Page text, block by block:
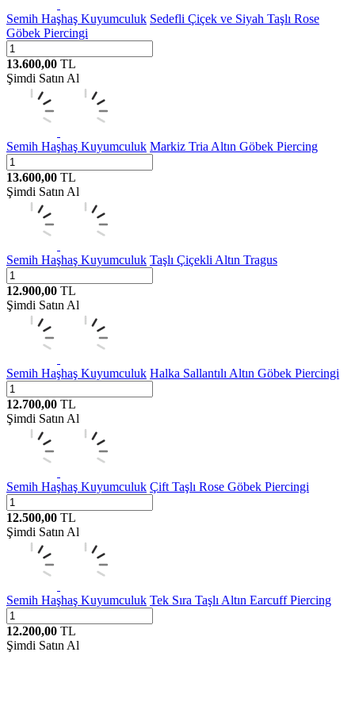
Semih Haşhaş Kuyumculuk Sedefli Çiçek ve Siyah Taşlı Rose
Göbek Piercingi
13.600,00 TL
Şimdi Satın Al
Semih Haşhaş Kuyumculuk Markiz Tria Altın Göbek Piercing
13.600,00 TL
Şimdi Satın Al
Semih Haşhaş Kuyumculuk Taşlı Çiçekli Altın Tragus
12.900,00 TL
Şimdi Satın Al
Semih Haşhaş Kuyumculuk Halka Sallantılı Altın Göbek Piercingi
12.700,00 TL
Şimdi Satın Al
Semih Haşhaş Kuyumculuk Çift Taşlı Rose Göbek Piercingi
12.500,00 TL
Şimdi Satın Al
Semih Haşhaş Kuyumculuk Tek Sıra Taşlı Altın Earcuff Piercing
12.200,00 TL
Şimdi Satın Al